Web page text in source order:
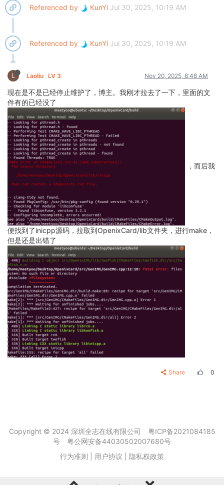
Referenced by KunYi Jul 30, 2025, 10:19 AM
Referenced by KunYi Jul 30, 2025, 10:19 AM
L Laoliu LV 3 Nov 20, 2025, 8:48 AM
现在是不是已经停止维护了，博主。我刚才拉去了一下，里面的文
件有的已经没了
，而后我
便找到了inicpp源码，拉取到OpenixCard/lib文件夹，进行make，
但是还是出错了
Share 0
Copyright © 2024 深圳全志在线有限公司
粤ICP备2021084185
号
粤公网安备44030502007680号
行为准则
用户协议 隐私权政策